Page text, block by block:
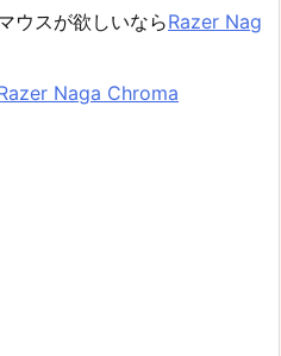
ウスが欲しいならRazer Nag
Naga Chroma